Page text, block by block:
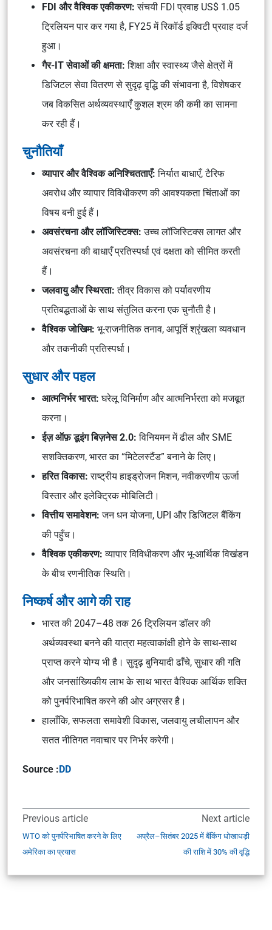
FDI और वैश्विक एकीकरण: संचयी FDI प्रवाह US$ 1.05
ट्रिलियन पार कर गया है, FY25 में रिकॉर्ड इक्विटी प्रवाह दर्ज
हुआ।
गैर-IT सेवाओं की क्षमता: शिक्षा और स्वास्थ्य जैसे क्षेत्रों में
डिजिटल सेवा वितरण से सुदृढ़ वृद्धि की संभावना है, विशेषकर
जब विकसित अर्थव्यवस्थाएँ कुशल श्रम की कमी का सामना
कर रही हैं।
चुनौतियाँ
व्यापार और वैश्विक अनिश्चितताएँ: निर्यात बाधाएँ, टैरिफ
अवरोध और व्यापार विविधीकरण की आवश्यकता चिंताओं का
विषय बनी हुई हैं।
अवसंरचना और लॉजिस्टिक्स: उच्च लॉजिस्टिक्स लागत और
अवसंरचना की बाधाएँ प्रतिस्पर्धा एवं दक्षता को सीमित करती
हैं।
जलवायु और स्थिरता: तीव्र विकास को पर्यावरणीय
प्रतिबद्धताओं के साथ संतुलित करना एक चुनौती है।
वैश्विक जोखिम: भू-राजनीतिक तनाव, आपूर्ति श्रृंखला व्यवधान
और तकनीकी प्रतिस्पर्धा।
सुधार और पहल
आत्मनिर्भर भारत: घरेलू विनिर्माण और आत्मनिर्भरता को मजबूत
करना।
ईज़ ऑफ़ डूइंग बिज़नेस 2.0: विनियमन में ढील और SME
सशक्तिकरण, भारत का “मिटेलस्टैंड” बनाने के लिए।
हरित विकास: राष्ट्रीय हाइड्रोजन मिशन, नवीकरणीय ऊर्जा
विस्तार और इलेक्ट्रिक मोबिलिटी।
वित्तीय समावेशन: जन धन योजना, UPI और डिजिटल बैंकिंग
की पहुँच।
वैश्विक एकीकरण: व्यापार विविधीकरण और भू-आर्थिक विखंडन
के बीच रणनीतिक स्थिति।
निष्कर्ष और आगे की राह
भारत की 2047–48 तक 26 ट्रिलियन डॉलर की
अर्थव्यवस्था बनने की यात्रा महत्वाकांक्षी होने के साथ-साथ
प्राप्त करने योग्य भी है। सुदृढ़ बुनियादी ढाँचे, सुधार की गति
और जनसांख्यिकीय लाभ के साथ भारत वैश्विक आर्थिक शक्ति
को पुनर्परिभाषित करने की ओर अग्रसर है।
हालाँकि, सफलता समावेशी विकास, जलवायु लचीलापन और
सतत नीतिगत नवाचार पर निर्भर करेगी।
Source :DD
Previous article
WTO को पुनर्परिभाषित करने के लिए
अमेरिका का प्रयास
Next article
अप्रैल–सितंबर 2025 में बैंकिंग धोखाधड़ी
की राशि में 30% की वृद्धि